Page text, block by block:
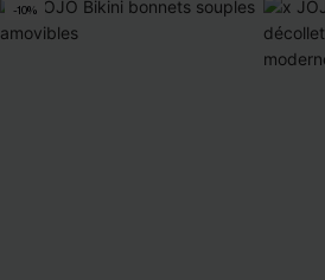
-10%